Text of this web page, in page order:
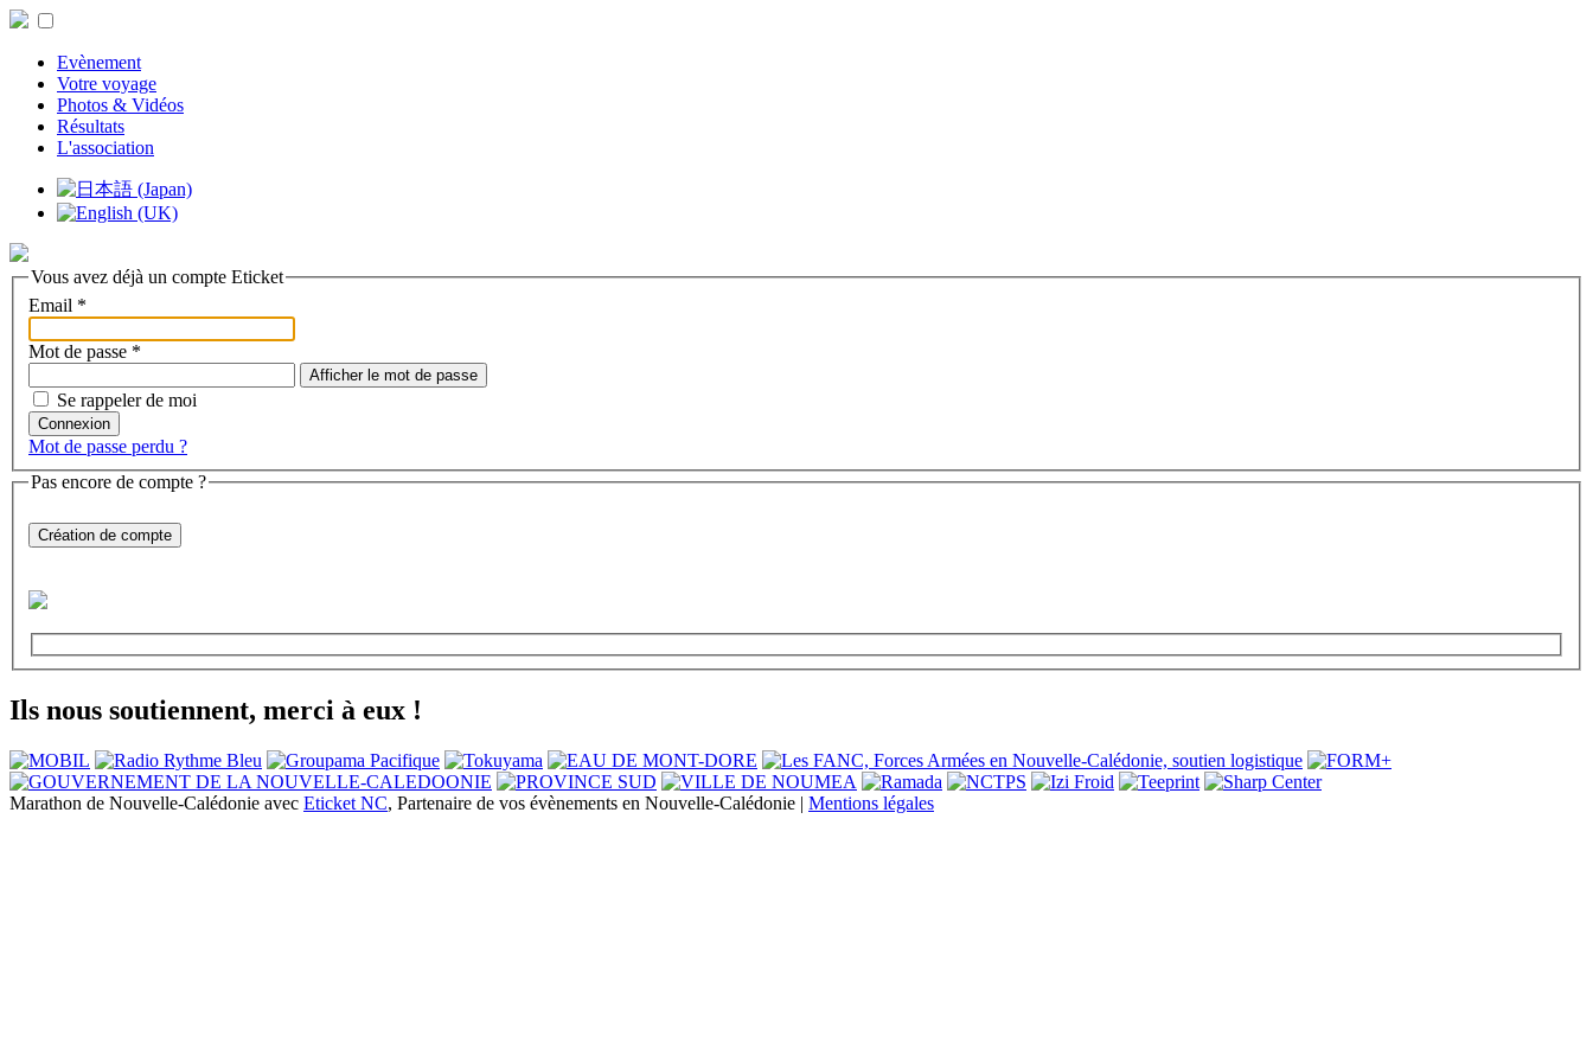
Evènement
Votre voyage
Photos & Vidéos
Résultats
L'association
Vous avez déjà un compte Eticket
Email *
Mot de passe *
Afficher le mot de passe
Se rappeler de moi
Connexion
Mot de passe perdu ?
Pas encore de compte ?
Création de compte
Ils nous soutiennent, merci à eux !
Marathon de Nouvelle-Calédonie avec Eticket NC, Partenaire de vos évènements en Nouvelle-Calédonie | Mentions légales